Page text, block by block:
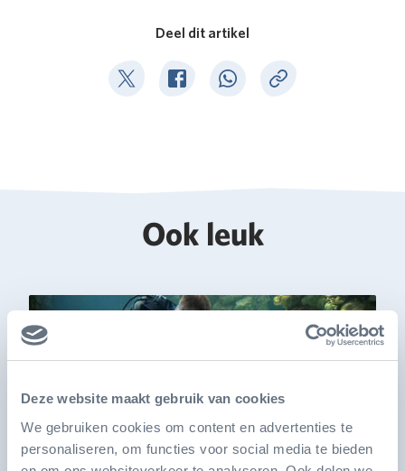
Deze website maakt gebruik van cookies
We gebruiken cookies om content en advertenties te
personaliseren, om functies voor social media te bieden
Deel dit artikel
Deel op TwitterDeel op Facebook
Deel op WhatsApp
Kopieer link
Ook leuk